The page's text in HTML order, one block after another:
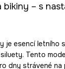
bikiny – s
je esencí letního
Tento
dny strávené